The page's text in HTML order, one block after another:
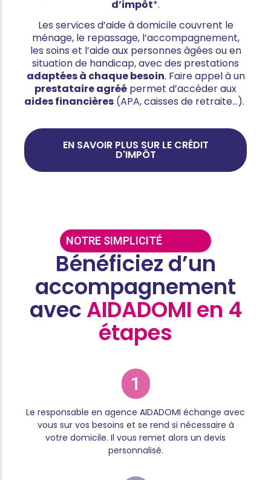
d’impôt*.
Les services d’aide à domicile couvrent le
ménage, le repassage, l’accompagnement,
les soins et l’aide aux personnes âgées ou en
situation de handicap, avec des prestations
adaptées à chaque besoin. Faire appel à un
prestataire agréé permet d’accéder aux
aides financières (APA, caisses de retraite…).
EN SAVOIR PLUS SUR LE CRÉDIT
D'IMPÔT
NOTRE SIMPLICITÉ
Bénéficiez d’un
accompagnement
avec AIDADOMI en 4
étapes
1
Le responsable en agence AIDADOMI échange avec
vous sur vos besoins et se rend si nécessaire à
votre domicile. Il vous remet alors un devis
personnalisé.